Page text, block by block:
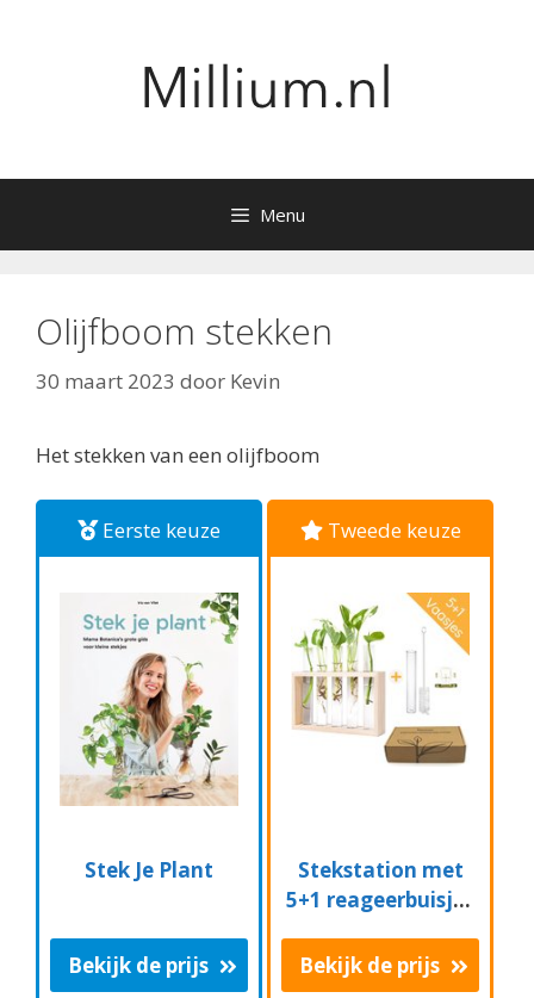
Menu
Olijfboom stekken
30 maart 2023 door Kevin
Het stekken van een olijfboom
Eerste keuze
Stek Je Plant
Bekijk de prijs
Tweede keuze
Stekstation met
5+1 reageerbuisjes
borsteltje en
ophangsysteem |
Bekijk de prijs